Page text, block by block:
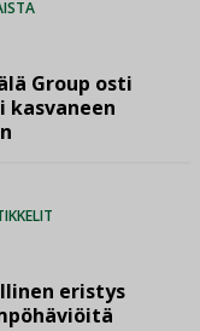
Group osti
kasvaneen
eristys